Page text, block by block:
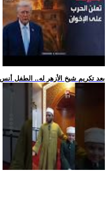
.. بعد تكريم شيخ الأزهر له.. الطفل